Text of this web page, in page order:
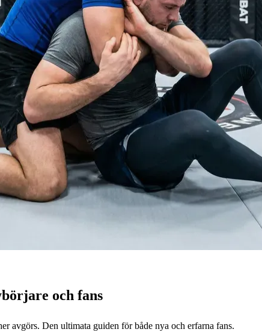
och fans
avgörs. Den ultimata guiden för både nya och erfarna fans.